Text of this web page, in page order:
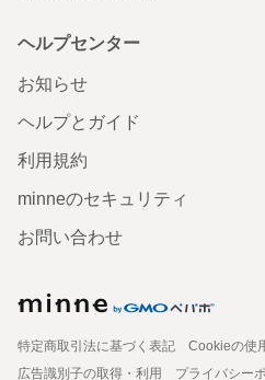
ヘルプセンター
お知らせ
ヘルプとガイド
利用規約
minneのセキュリティ
お問い合わせ
特定商取引法に基づく表記
Cookieの使
広告識別子の取得・利用
プライバシー